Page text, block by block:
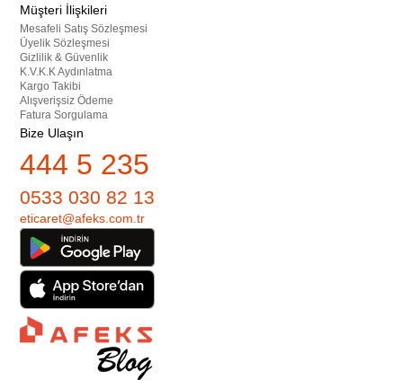
Müşteri İlişkileri
Mesafeli Satış Sözleşmesi
Üyelik Sözleşmesi
Gizlilik & Güvenlik
K.V.K.K Aydınlatma
Kargo Takibi
Alışverişsiz Ödeme
Fatura Sorgulama
Bize Ulaşın
444 5 235
0533 030 82 13
eticaret@afeks.com.tr